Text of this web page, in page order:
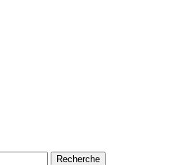
Recherche